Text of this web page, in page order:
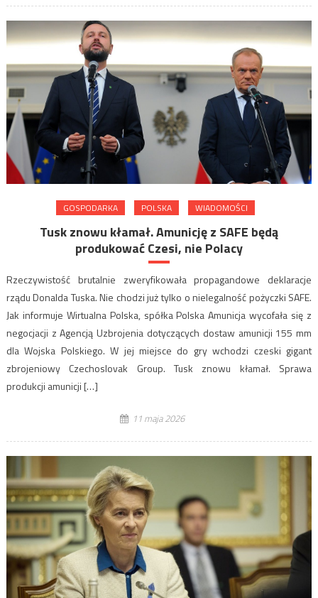
GOSPODARKA POLSKA WIADOMOŚCI
Tusk znowu kłamał. Amunicję z SAFE będą
produkować Czesi, nie Polacy
Rzeczywistość brutalnie zweryfikowała propagandowe deklaracje
rządu Donalda Tuska. Nie chodzi już tylko o nielegalność pożyczki SAFE.
Jak informuje Wirtualna Polska, spółka Polska Amunicja wycofała się z
negocjacji z Agencją Uzbrojenia dotyczących dostaw amunicji 155 mm
dla Wojska Polskiego. W jej miejsce do gry wchodzi czeski gigant
zbrojeniowy Czechoslovak Group. Tusk znowu kłamał. Sprawa
produkcji amunicji […]
11 maja 2026